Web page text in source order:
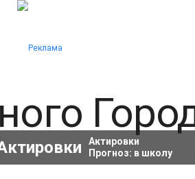
Актировки
Прогноз: в школу